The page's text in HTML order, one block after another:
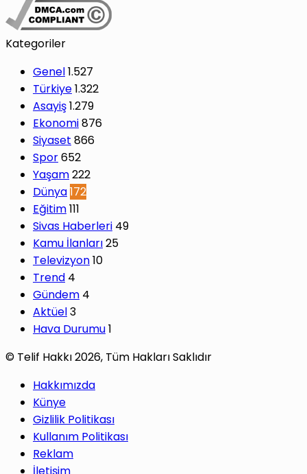
Kategoriler
Genel1.527
Türkiye1.322
Asayiş1.279
Ekonomi876
Siyaset 866
Spor652
Yaşam222
Dünya172
Eğitim111
Sivas Haberleri 49
Kamu İlanları25
Televizyon10
Trend 4
Gündem 4
Aktüel3
Hava Durumu1
© Telif Hakkı 2026, Tüm Hakları Saklıdır
Hakkımızda
Künye
Gizlilik Politikası
Kullanım Politikası
Reklam
İletişim